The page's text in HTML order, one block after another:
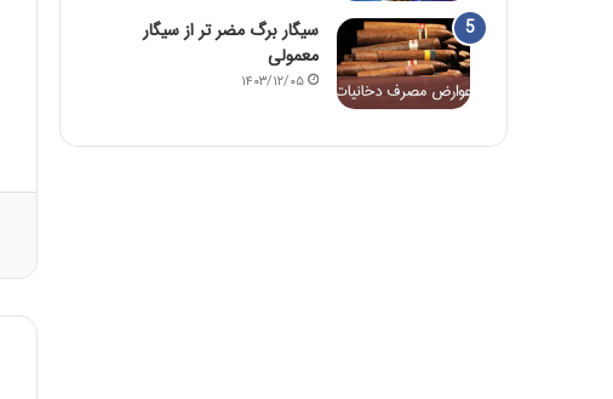
سیگار برگ مضر تر از سیگار
معمولی
۱۴۰۳/۱۲/۰۵